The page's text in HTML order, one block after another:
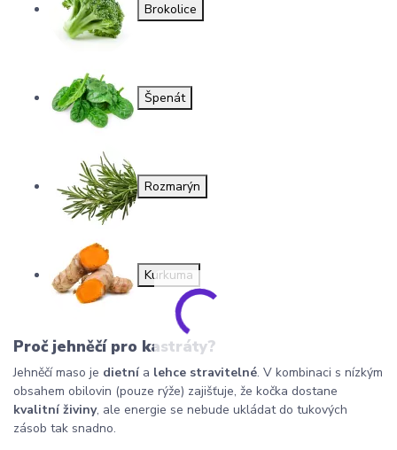
Brokolice
Špenát
Rozmarýn
Kurkuma
Proč jehněčí pro kastráty?
Jehněčí maso je dietní a lehce stravitelné. V kombinaci s nízkým
obsahem obilovin (pouze rýže) zajišťuje, že kočka dostane
kvalitní živiny, ale energie se nebude ukládat do tukových
zásob tak snadno.